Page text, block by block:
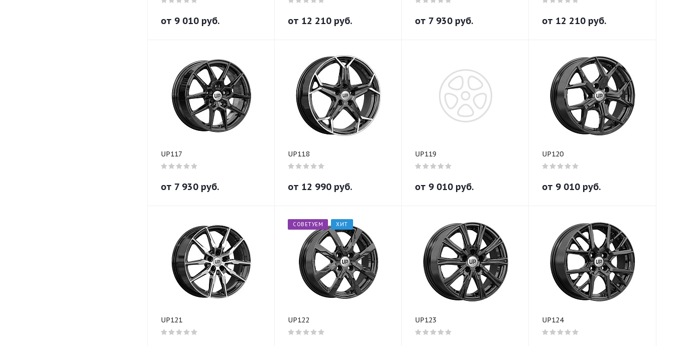
от 9 010 руб. от 12 210 руб. от 7 930 руб. от 12 210 руб.
UP117
от 7 930 руб.
UP118
от 12 990 руб.
UP119
от 9 010 руб.
UP120
от 9 010 руб.
UP121
СОВЕТУЕМ ХИТ
UP122 UP123 UP124